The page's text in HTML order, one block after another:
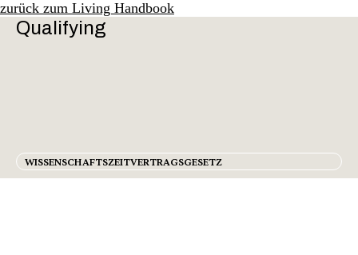
zurück zum Living Handbook
Qualifying
WISSENSCHAFTSZEITVERTRAGSGESETZ